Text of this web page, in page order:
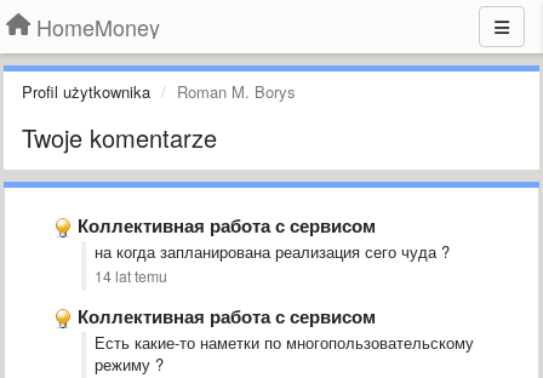
HomeMoney
Profil użytkownika Roman M. Borys
Twoje komentarze
Коллективная работа с сервисом
на когда запланирована реализация сего чуда ?
14 lat temu
Коллективная работа с сервисом
Есть какие-то наметки по многопользовательскому
режиму ?